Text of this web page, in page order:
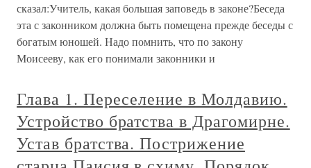
сказал:Учитель, какая большая заповедь в законе?Беседа
эта с законником должна быть помещена прежде беседы с
богатым юношей. Надо помнить, что по закону
Моисееву, как его понимали законники и
Глава 1. Переселение в Молдавию.
Устройство братства в Драгомирне.
Устав братства. Пострижение